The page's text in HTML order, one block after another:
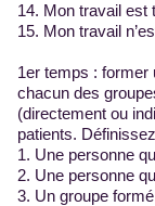
14. Mon travail est
15. Mon travail
1er temps : former
chacun des
(directement ou
patients.
1. Une personne
2. Une personne
3. Un groupe